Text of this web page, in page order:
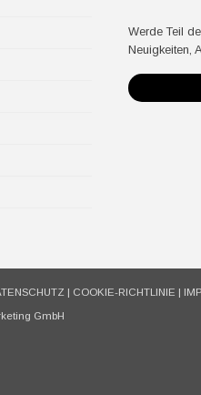
Werde Teil
Neuigkeiten,
COOKIE-RICHTLINIE
GmbH